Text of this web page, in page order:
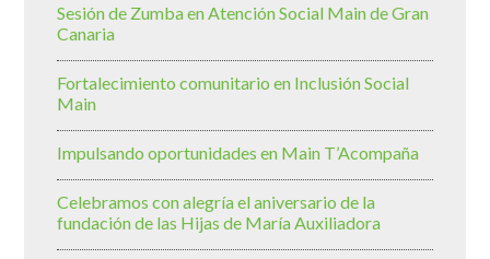
Sesión de Zumba en Atención Social Main de Gran
Canaria
Fortalecimiento comunitario en Inclusión Social
Main
Impulsando oportunidades en Main T’Acompaña
Celebramos con alegría el aniversario de la
fundación de las Hijas de María Auxiliadora